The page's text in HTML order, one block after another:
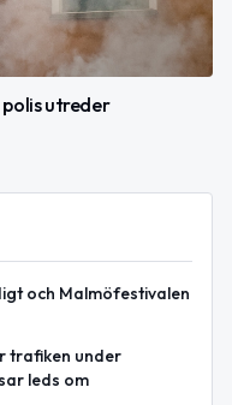
polis utreder
och Malmöfestivalen
trafiken under
leds om